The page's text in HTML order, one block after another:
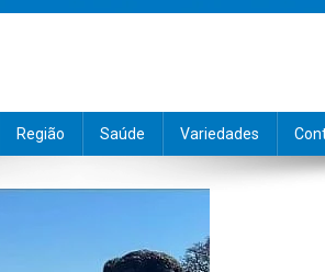
Região Saúde Variedades